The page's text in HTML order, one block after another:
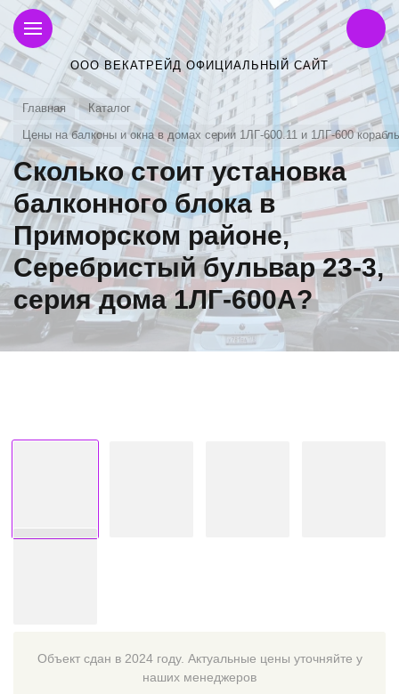
ООО ВЕКАТРЕЙД ОФИЦИАЛЬНЫЙ САЙТ
Главная
Каталог
Цены на балконы и окна в домах серии 1ЛГ-600.11 и 1ЛГ-600 корабль
Сколько стоит установка
балконного блока в
Приморском районе,
Серебристый бульвар 23-3,
серия дома 1ЛГ-600А?
Объект сдан в 2024 году. Актуальные цены уточняйте у
наших менеджеров